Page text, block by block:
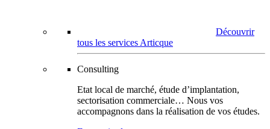
Découvrir
tous les services Articque
Consulting
Etat local de marché, étude d’implantation,
sectorisation commerciale… Nous vos
accompagnons dans la réalisation de vos études.